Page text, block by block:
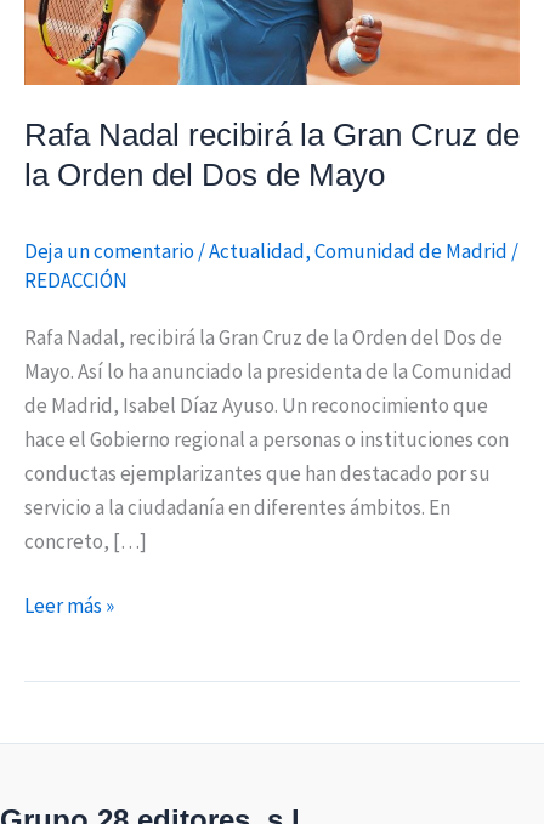
Rafa Nadal recibirá la Gran Cruz de
la Orden del Dos de Mayo
Deja un comentario/Actualidad,Comunidad de Madrid /
REDACCIÓN
Rafa Nadal, recibirá la Gran Cruz de la Orden del Dos de
Mayo. Así lo ha anunciado la presidenta de la Comunidad
de Madrid, Isabel Díaz Ayuso. Un reconocimiento que
hace el Gobierno regional a personas o instituciones con
conductas ejemplarizantes que han destacado por su
servicio a la ciudadanía en diferentes ámbitos. En
concreto, […]
de
Orden
Dos
de
Leer más »